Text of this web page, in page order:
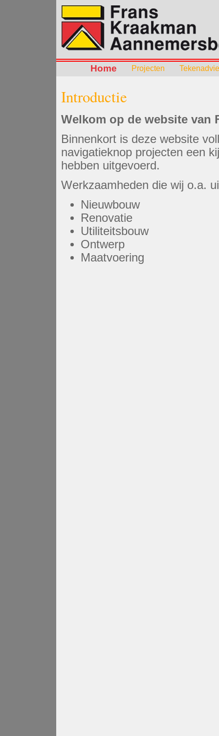
Home Projecten
Introductie
Welkom op de website van
Binnenkort is deze website
navigatieknop projecten een
hebben uitgevoerd.
Werkzaamheden die wij o.a.
Nieuwbouw
Renovatie
Utiliteitsbouw
Ontwerp
Maatvoering